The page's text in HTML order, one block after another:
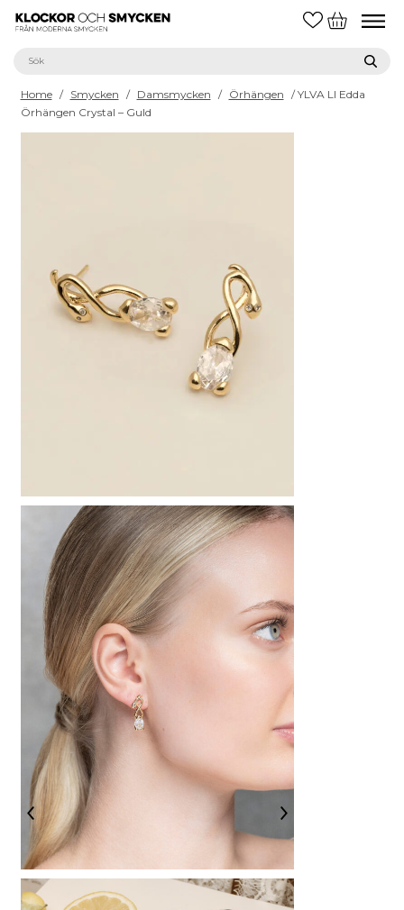
Home / Smycken / Damsmycken / Örhängen / YLVA LI Edda
Örhängen Crystal – Guld